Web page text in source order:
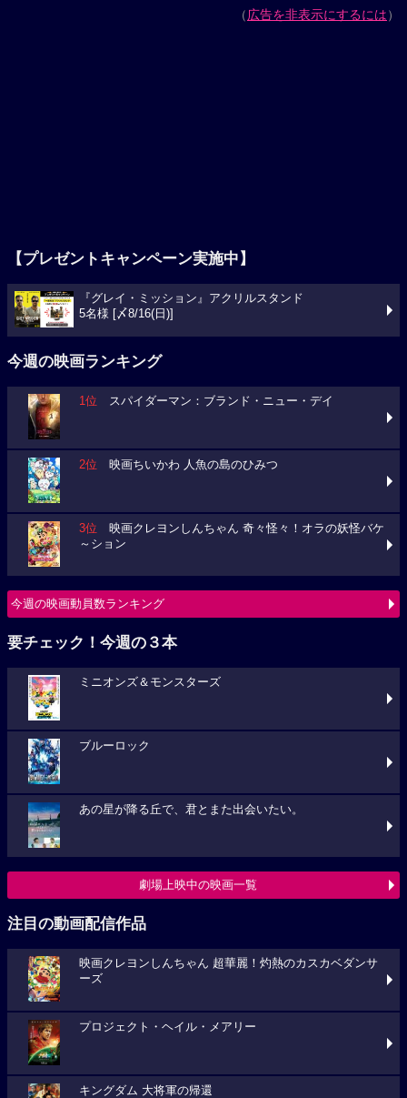
（広告を非表示にするには）
【プレゼントキャンペーン実施中】
『グレイ・ミッション』アクリルスタンド
5名様 [〆8/16(日)]
今週の映画ランキング
1位 スパイダーマン：ブランド・ニュー・デイ
2位 映画ちいかわ 人魚の島のひみつ
3位 映画クレヨンしんちゃん 奇々怪々！オラの妖怪バケ
～ション
今週の映画動員数ランキング
要チェック！今週の３本
ミニオンズ＆モンスターズ
ブルーロック
あの星が降る丘で、君とまた出会いたい。
劇場上映中の映画一覧
注目の動画配信作品
映画クレヨンしんちゃん 超華麗！灼熱のカスカベダンサ
ーズ
プロジェクト・ヘイル・メアリー
キングダム 大将軍の帰還